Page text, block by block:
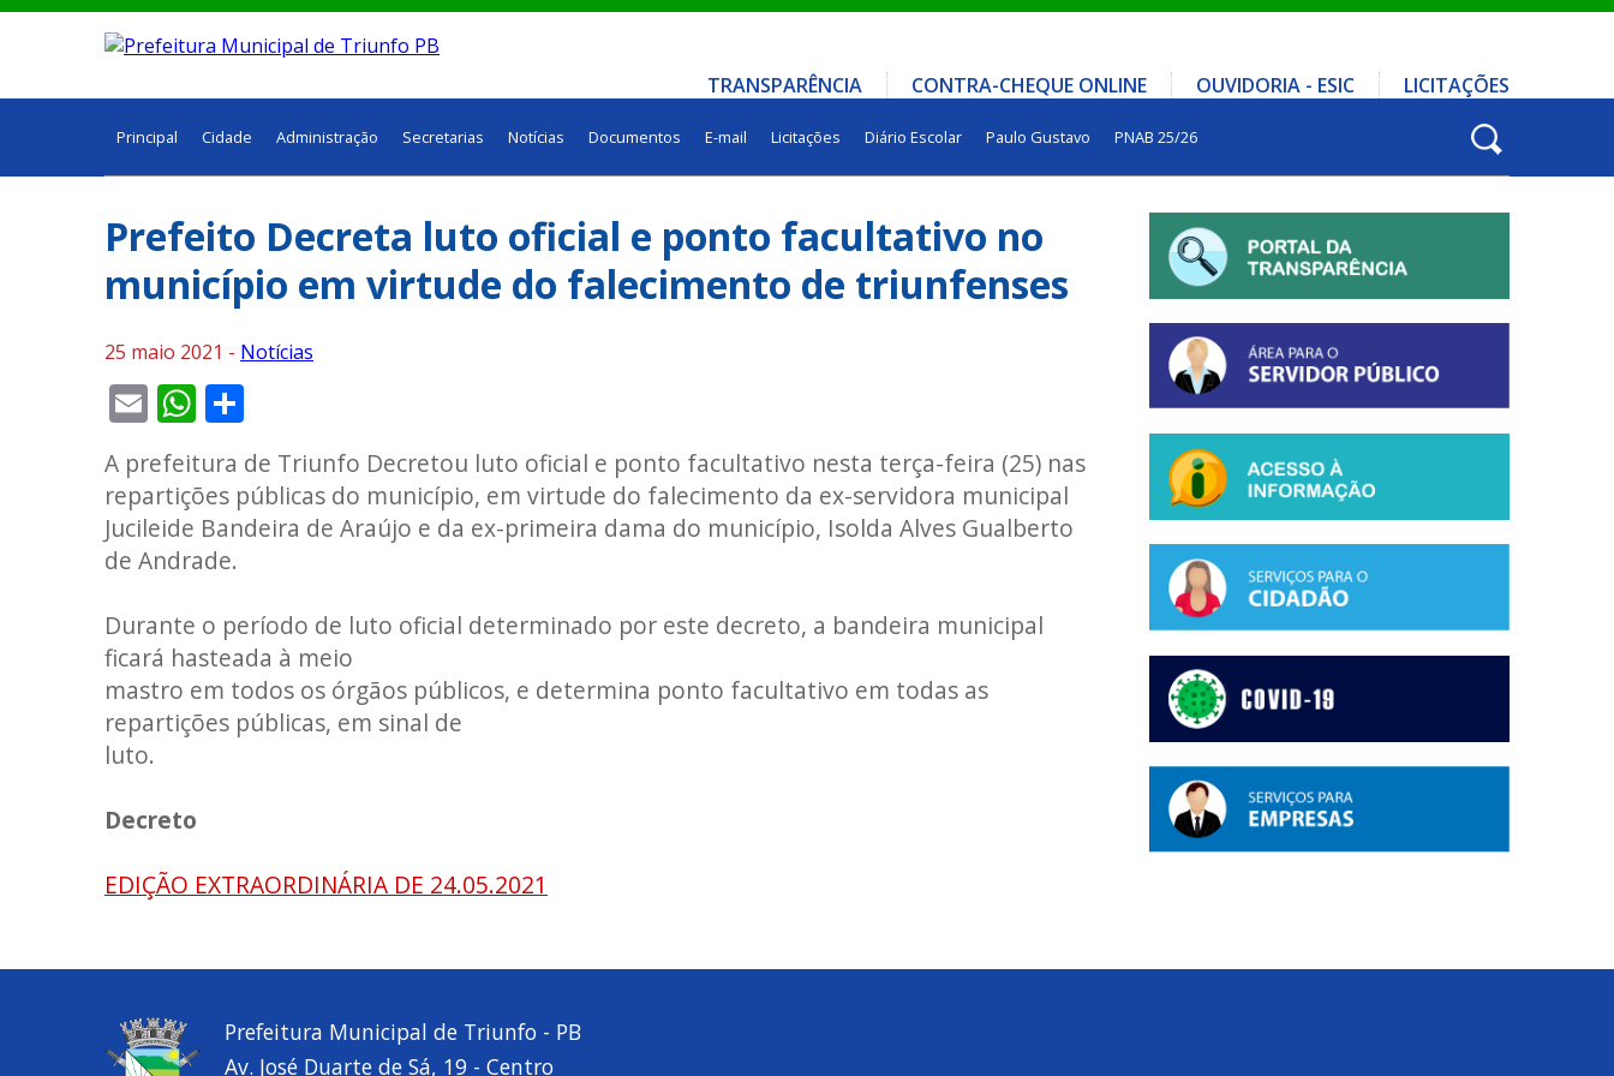
TRANSPARÊNCIA CONTRA-CHEQUE ONLINE OUVIDORIA - ESIC LICITAÇÕES
Principal Cidade Administração Secretarias Notícias Documentos E-mail Licitações Diário Escolar Paulo Gustavo PNAB 25/26
Prefeito Decreta luto oficial e ponto facultativo no
município em virtude do falecimento de triunfenses
25 maio 2021 - Notícias
EmailWhatsApp
A prefeitura de Triunfo Decretou luto oficial e ponto facultativo nesta terça-feira (25) nas
repartições públicas do município, em virtude do falecimento da ex-servidora municipal
Jucileide Bandeira de Araújo e da ex-primeira dama do município, Isolda Alves Gualberto
de Andrade.
Durante o período de luto oficial determinado por este decreto, a bandeira municipal
ficará hasteada à meio
mastro em todos os órgãos públicos, e determina ponto facultativo em todas as
repartições públicas, em sinal de
luto.
Decreto
EDIÇÃO EXTRAORDINÁRIA DE 24.05.2021
Prefeitura Municipal de Triunfo - PB
Av. José Duarte de Sá, 19 - Centro